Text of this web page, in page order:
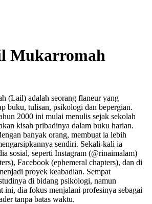
Mukarromah
(Lail) adalah seorang flaneur yang
buku, tulisan, psikologi dan bepergian.
2000 ini mulai menulis sejak sekolah
kisah pribadinya dalam buku harian.
banyak orang, membuat ia lebih
sendiri. Sekali-kali ia
sosial, seperti Instagram (@rinaimalam)
Facebook (ephemeral chapters), dan di
proyek keabadian. Sempat
di bidang psikologi, namun
ini, dia fokus menjalani profesinya sebagai
tanpa batas waktu.